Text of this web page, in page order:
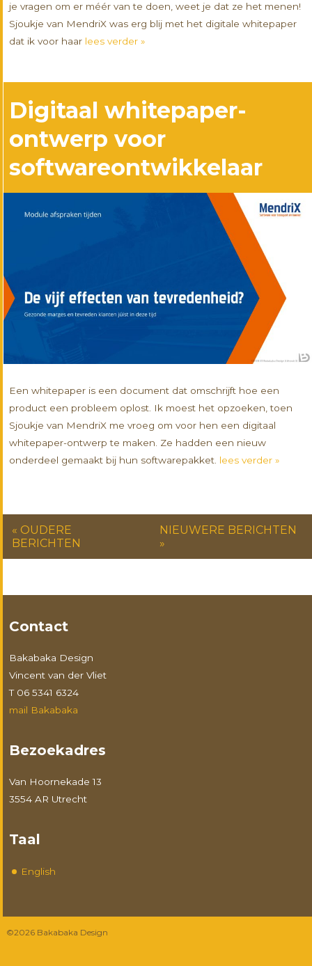
je vragen om er méér van te doen, weet je dat ze het menen!
Sjoukje van MendriX was erg blij met het digitale whitepaper
dat ik voor haar lees verder »
Digitaal whitepaper-
ontwerp voor
softwareontwikkelaar
Een whitepaper is een document dat omschrijft hoe een
product een probleem oplost. Ik moest het opzoeken, toen
Sjoukje van MendriX me vroeg om voor hen een digitaal
whitepaper-ontwerp te maken. Ze hadden een nieuw
onderdeel gemaakt bij hun softwarepakket. lees verder »
« OUDERE
BERICHTEN
NIEUWERE BERICHTEN
»
Contact
Bakabaka Design
Vincent van der Vliet
T 06 5341 6324
mail Bakabaka
Bezoekadres
Van Hoornekade 13
3554 AR Utrecht
Taal
English
©2026 Bakabaka Design